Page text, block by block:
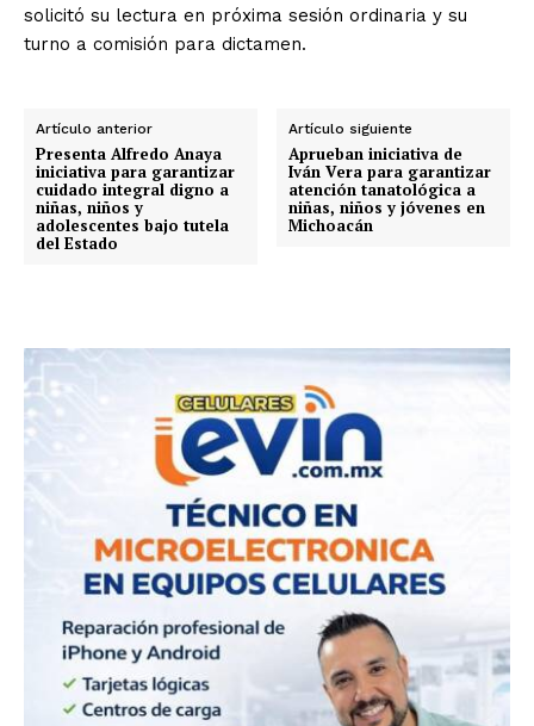
solicitó su lectura en próxima sesión ordinaria y su
turno a comisión para dictamen.
Artículo anterior
Presenta Alfredo Anaya
iniciativa para garantizar
cuidado integral digno a
niñas, niños y
adolescentes bajo tutela
del Estado
Artículo siguiente
Aprueban iniciativa de
Iván Vera para garantizar
atención tanatológica a
niñas, niños y jóvenes en
Michoacán